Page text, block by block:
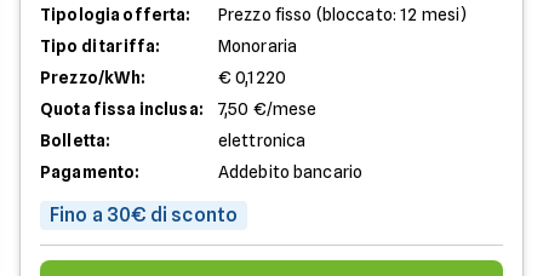
Tipologia offerta:
Prezzo fisso (bloccato: 12 mesi)
Tipo di tariffa:
Monoraria
Prezzo/kWh:
€ 0,1220
Quota fissa inclusa:
7,50 €/mese
Bolletta:
elettronica
Pagamento:
Addebito bancario
Fino a 30€ di sconto